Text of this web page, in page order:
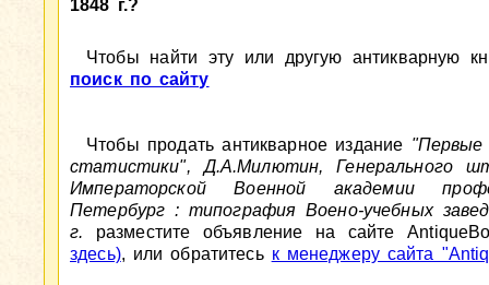
1848 г.?
Чтобы найти эту или другую антикварную
поиск по сайту
Чтобы продать антикварное издание
статистики", Д.А.Милютин, Генерального
Императорской Военной академии
Петербург : типография Воено-учебных
г. разместите объявление на сайте
здесь), или обратитесь к менеджеру сайта